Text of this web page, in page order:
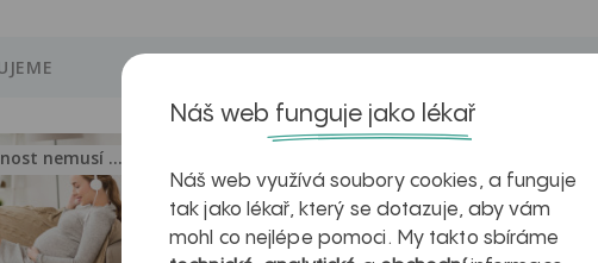
Nevolnost nemusí být nutnou...
Náš web funguje jako lékař
Náš web využívá soubory cookies, a funguje
tak jako lékař, který se dotazuje, aby vám
mohl co nejlépe pomoci. My takto sbíráme